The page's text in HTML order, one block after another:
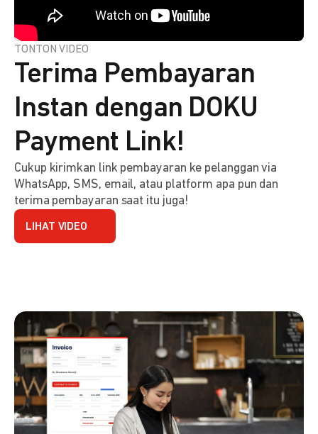
TONTON VIDEO
Terima Pembayaran
Instan dengan DOKU
Payment Link!
Cukup kirimkan link pembayaran ke pelanggan via
WhatsApp, SMS, email, atau platform apa pun dan
terima pembayaran saat itu juga!
LIHAT VIDEO